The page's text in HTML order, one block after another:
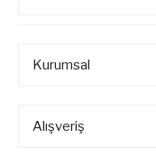
Kurumsal
Alışveriş